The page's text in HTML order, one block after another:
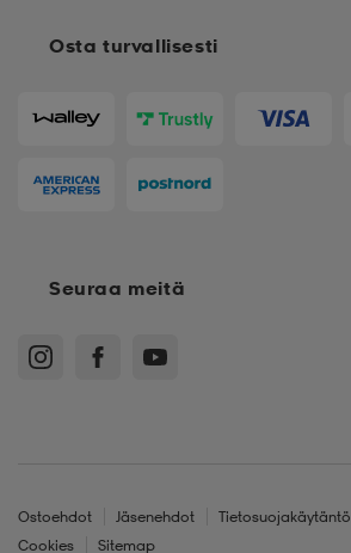
Osta turvallisesti
Seuraa meitä
Ostoehdot Jäsenehdot Tietosuojakäytäntö
Cookies
Sitemap